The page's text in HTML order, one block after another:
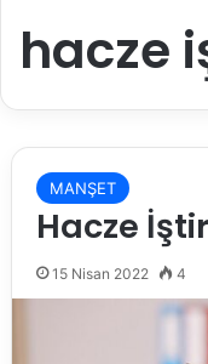
hacze
MANŞET
Hacze
15 Nisan 2022 4